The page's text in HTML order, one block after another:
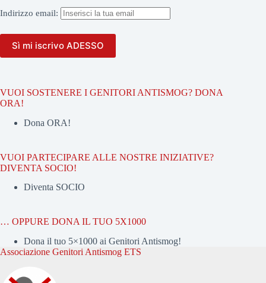
Indirizzo email:
VUOI SOSTENERE I GENITORI ANTISMOG? DONA
ORA!
Dona ORA!
VUOI PARTECIPARE ALLE NOSTRE INIZIATIVE?
DIVENTA SOCIO!
Diventa SOCIO
… OPPURE DONA IL TUO 5X1000
Dona il tuo 5×1000 ai Genitori Antismog!
Associazione Genitori Antismog ETS